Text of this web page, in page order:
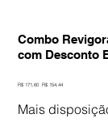
Combo
com Desconto
Preço
R$ 171,60
Preço
R$ 154,44
Mais